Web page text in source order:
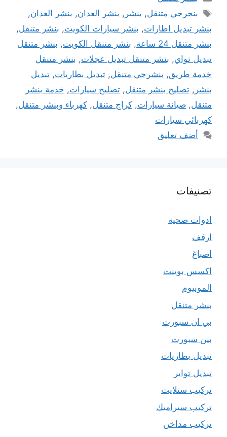
الوسوم
بنجرجي متنقل, بنشر , بنشر العدان, بنشر العدان,
بنشر تبديل اطارات, بنشر سيارات الكويت, بنشر متنقل,
بنشر متنقل 24 ساعة
, بنشر متنقل الكويت, بنشر متنقل
تبديل تواي, بنشر متنقل تبديل عجلات, بنشر متنقل
خدمة طريق, بنشرجي متنقل, تبديل بطاريات, تبديل
بنشر , تصليح بنشر متنقل, تصليح سيارات, خدمة بنشر
متنقل, صيانة سيارات, كراج متنقل, كهرباء وبنشر متنقل,
كهربائي سيارات
أضف تعليق
تصنيفات
ادوات صحية
ارفف
اصباغ
اكسس بوينت
المونيوم
بنشر متنقل
بي ان سبورت
بين سبورت
تبديل بطاريات
تبديل تواير
تركيب ستلايت
تركيب سيراميك
تركيب مداخن